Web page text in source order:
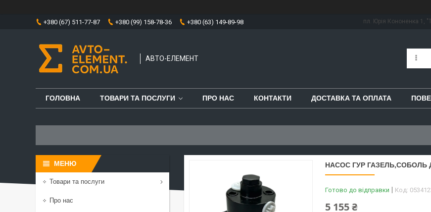
+380 (67) 511-77-87 +380 (99) 158-78-36 +380 (63) 149-89-98 пл. Юрія Кононенка 1,
АВТО-ЕЛЕМЕНТ
ГОЛОВНА ТОВАРИ ТА ПОСЛУГИ ПРО НАС КОНТАКТИ ДОСТАВКА ТА ОПЛАТА
НАСОС ГУР ГАЗЕЛЬ,СОБОЛЬ
Готово до відправки Код:
5 155 ₴
Товари та послуги
Про нас